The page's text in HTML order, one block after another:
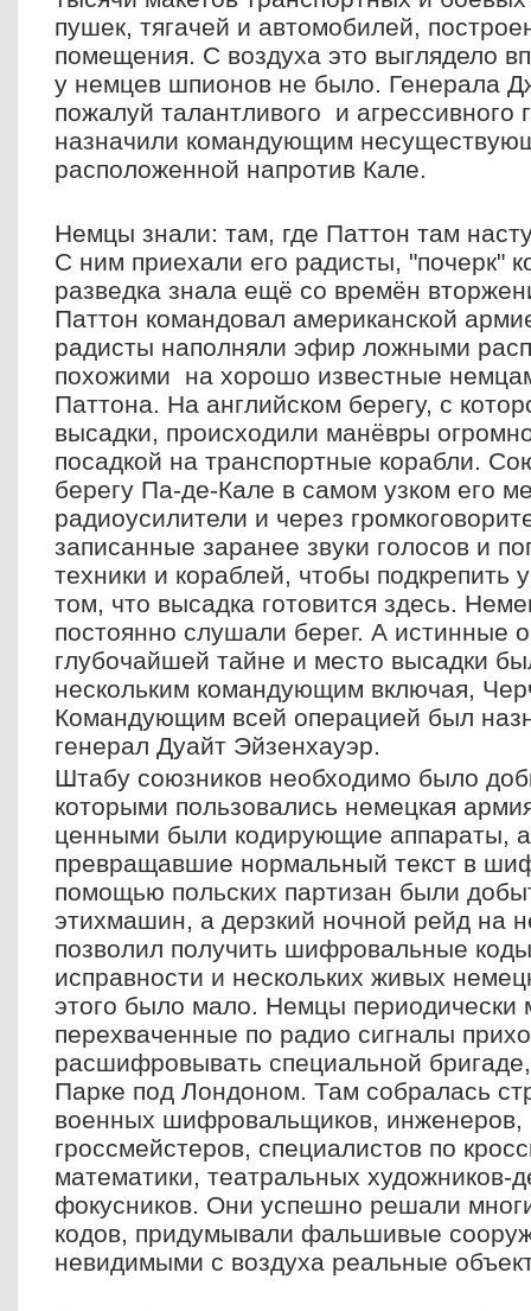
пушек, тягачей и автомобилей,
помещения. С воздуха это выглядело
у немцев шпионов не было. Генерала
пожалуй талантливого и агрессивного
назначили командующим
расположенной напротив Кале.
Немцы знали: там, где Паттон там
С ним приехали его радисты, "почерк"
разведка знала ещё со времён
Паттон командовал американской
радисты наполняли эфир ложными
похожими на хорошо известные
Паттона. На английском берегу, с
высадки, происходили манёвры
посадкой на транспортные корабли.
берегу Па-де-Кале в самом узком его
радиоусилители и через
записанные заранее звуки голосов и
техники и кораблей, чтобы подкрепить
том, что высадка готовится здесь.
постоянно слушали берег. А истинные
глубочайшей тайне и место высадки
нескольким командующим включая,
Командующим всей операцией был
генерал Дуайт Эйзенхауэр.
Штабу союзников необходимо было
которыми пользовались немецкая
ценными были кодирующие аппараты,
превращавшие нормальный текст в
помощью польских партизан были
этихмашин, а дерзкий ночной рейд на
позволил получить шифровальные
исправности и нескольких живых
этого было мало. Немцы периодически
перехваченные по радио сигналы
расшифровывать специальной
Парке под Лондоном. Там собралась
военных шифровальщиков,
гроссмейстеров, специалистов по
математики, театральных художников-
фокусников. Они успешно решали
кодов, придумывали фальшивые
невидимыми с воздуха реальные